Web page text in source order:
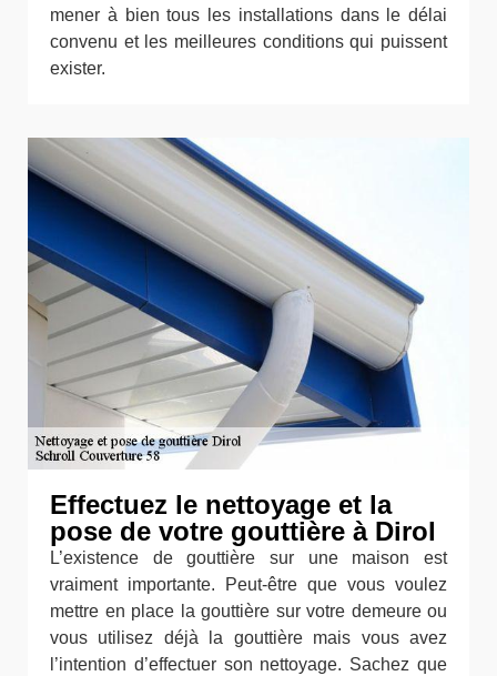
mener à bien tous les installations dans le délai
convenu et les meilleures conditions qui puissent
exister.
Effectuez le nettoyage et la
pose de votre gouttière à Dirol
L’existence de gouttière sur une maison est
vraiment importante. Peut-être que vous voulez
mettre en place la gouttière sur votre demeure ou
vous utilisez déjà la gouttière mais vous avez
l’intention d’effectuer son nettoyage. Sachez que